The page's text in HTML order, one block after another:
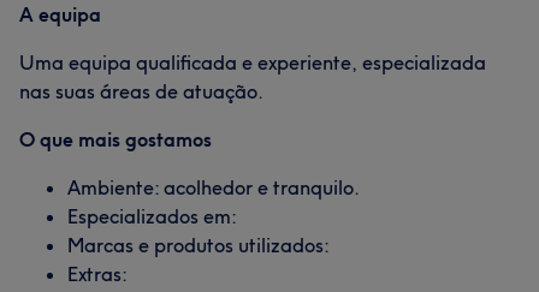
A equipa
Uma equipa qualificada e experiente, especializada
nas suas áreas de atuação.
O que mais gostamos
Ambiente: acolhedor e tranquilo.
Especializados em:
Marcas e produtos utilizados:
Extras: